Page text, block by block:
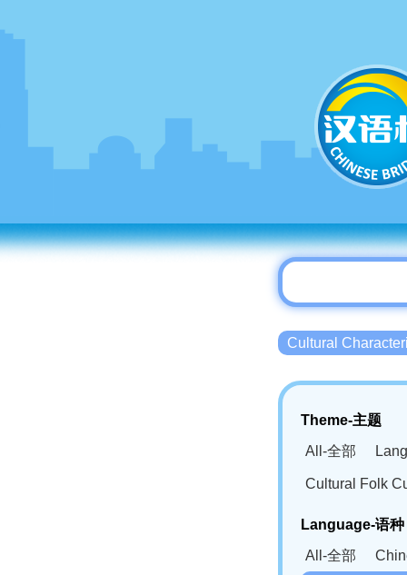
Cultural
Theme-主题
All-全部
Cultural Folk
Language-语种
All-全部